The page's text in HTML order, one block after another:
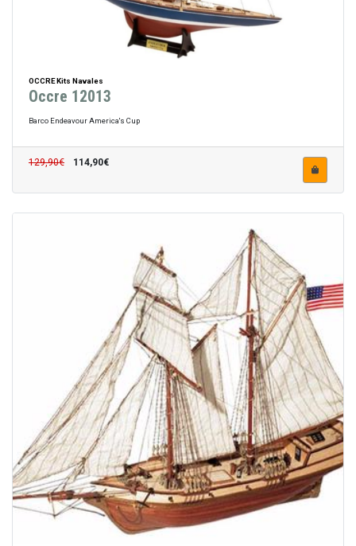
OCCRE Kits Navales
Occre 12013
Barco Endeavour America's Cup
129,90€ 114,90€